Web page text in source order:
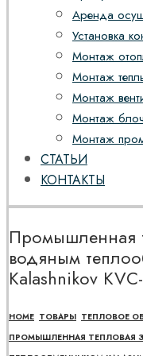
Аренда
Установка
Монтаж
Монтаж
Монтаж
Монтаж
Монтаж
СТАТЬИ
КОНТАКТЫ
Промышленная
водяным
Kalashnikov
HOME ТОВАРЫ ТЕПЛОВОЕ
ПРОМЫШЛЕННАЯ ТЕПЛОВАЯ